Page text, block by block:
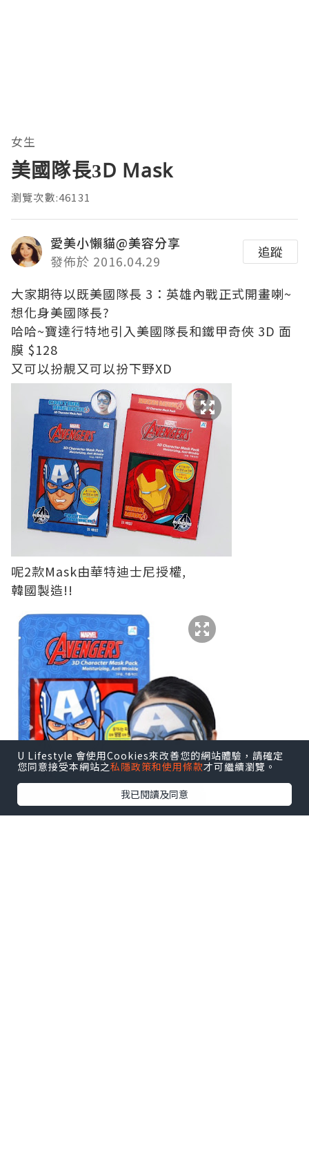
女生
美國隊長3D Mask
瀏覽次數:46131
愛美小懶貓@美容分享
發佈於 2016.04.29
追蹤
大家期待以既美國隊長 3：英雄內戰正式開畫喇~
想化身美國隊長?
哈哈~寶達行特地引入美國隊長和鐵甲奇俠 3D 面
膜 $128
又可以扮靚又可以扮下野XD
呢2款Mask由華特迪士尼授權,
韓國製造!!
U Lifestyle 會使用Cookies來改善您的網站體驗，請確定
您同意接受本網站之私隱政策和使用條款才可繼續瀏覽。
我已閱讀及同意